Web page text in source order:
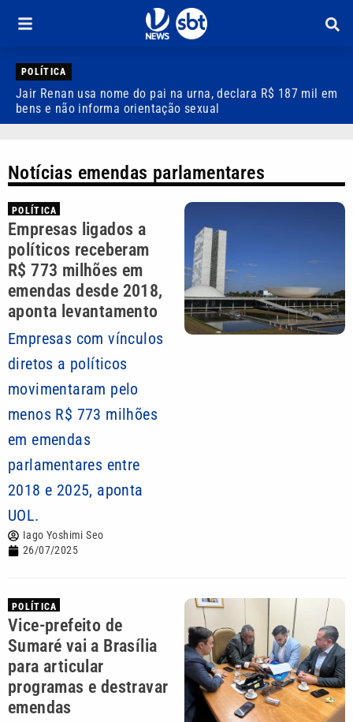
POLÍTICA
Jair Renan usa nome do pai na urna, declara R$ 187 mil em
bens e não informa orientação sexual
Notícias emendas parlamentares
POLÍTICA
Empresas ligados a
políticos receberam
R$ 773 milhões em
emendas desde 2018,
aponta levantamento
Empresas com vínculos
diretos a políticos
movimentaram pelo
menos R$ 773 milhões
em emendas
parlamentares entre
2018 e 2025, aponta
UOL.
Iago Yoshimi Seo
26/07/2025
POLÍTICA
Vice-prefeito de
Sumaré vai a Brasília
para articular
programas e destravar
emendas